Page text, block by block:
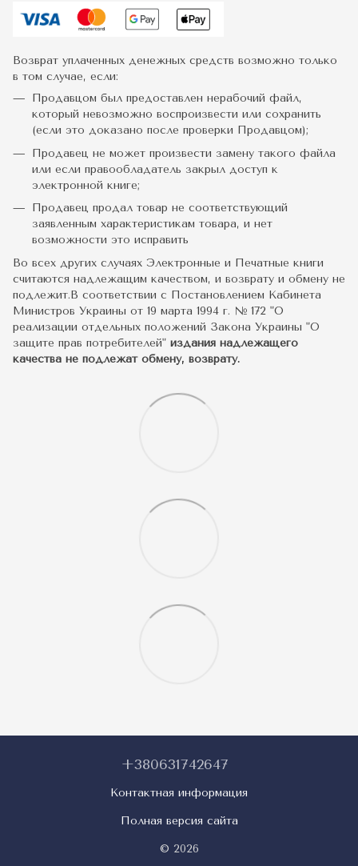
Возврат уплаченных денежных средств возможно только
в том случае, если:
Продавцом был предоставлен нерабочий файл,
который невозможно воспроизвести или сохранить
(если это доказано после проверки Продавцом);
Продавец не может произвести замену такого файла
или если правообладатель закрыл доступ к
электронной книге;
Продавец продал товар не соответствующий
заявленным характеристикам товара, и нет
возможности это исправить
Во всех других случаях Электронные и Печатные книги
считаются надлежащим качеством, и возврату и обмену не
подлежит.В соответствии с Постановлением Кабинета
Министров Украины от 19 марта 1994 г. № 172 "О
реализации отдельных положений Закона Украины "О
защите прав потребителей" издания надлежащего
качества не подлежат обмену, возврату.
+380631742647
Контактная информация
Полная версия сайта
© 2026